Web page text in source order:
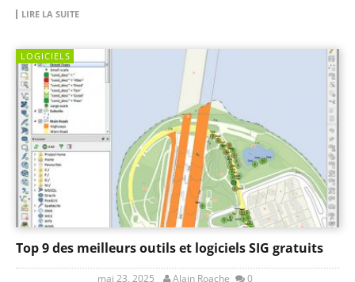
LIRE LA SUITE
LOGICIELS
Top 9 des meilleurs outils et logiciels SIG gratuits
mai 23, 2025 Alain Roache 0